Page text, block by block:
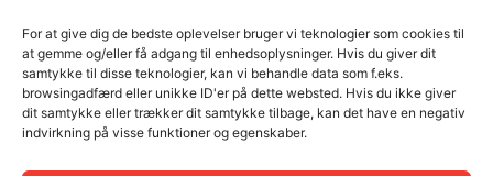
For at give dig de bedste oplevelser bruger vi teknologier som cookies til
at gemme og/eller få adgang til enhedsoplysninger. Hvis du giver dit
samtykke til disse teknologier, kan vi behandle data som f.eks.
browsingadfærd eller unikke ID'er på dette websted. Hvis du ikke giver
dit samtykke eller trækker dit samtykke tilbage, kan det have en negativ
indvirkning på visse funktioner og egenskaber.
motivationen Mountain climbers Planken psykologi Pull up bar Push-ups
ribbe Ribber Romaskine Selvkontrol skade Squat squats Stress sund
træning Træningsbænk Træningselastikker træningspartner
Udstyr